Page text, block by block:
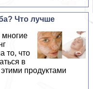
Что лучше
то, что
в
продуктами